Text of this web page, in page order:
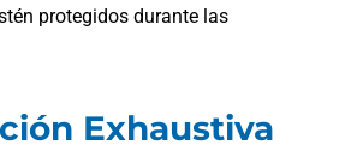
protegidos durante las
Exhaustiva